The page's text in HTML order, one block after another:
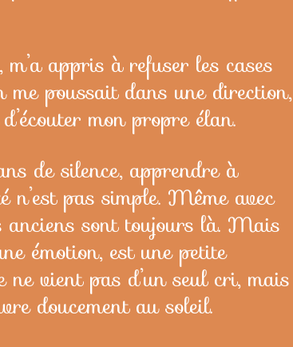
appris à refuser les cases
poussait dans une direction,
mon propre élan.
de silence, apprendre à
n’est pas simple. Même avec
anciens sont toujours là. Mais
émotion, est une petite
vient pas d’un seul cri, mais
doucement au soleil.